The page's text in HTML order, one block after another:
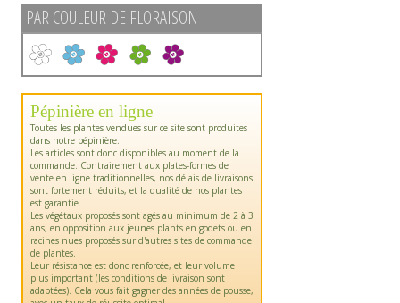
PAR COULEUR DE FLORAISON
Pépinière en ligne
Toutes les plantes vendues sur ce site sont produites
dans notre pépinière.
Les articles sont donc disponibles au moment de la
commande. Contrairement aux plates-formes de
vente en ligne traditionnelles, nos délais de livraisons
sont fortement réduits, et la qualité de nos plantes
est garantie.
Les végétaux proposés sont agés au minimum de 2 à 3
ans, en opposition aux jeunes plants en godets ou en
racines nues proposés sur d'autres sites de commande
de plantes.
Leur résistance est donc renforcée, et leur volume
plus important (les conditions de livraison sont
adaptées). Cela vous fait gagner des années de pousse,